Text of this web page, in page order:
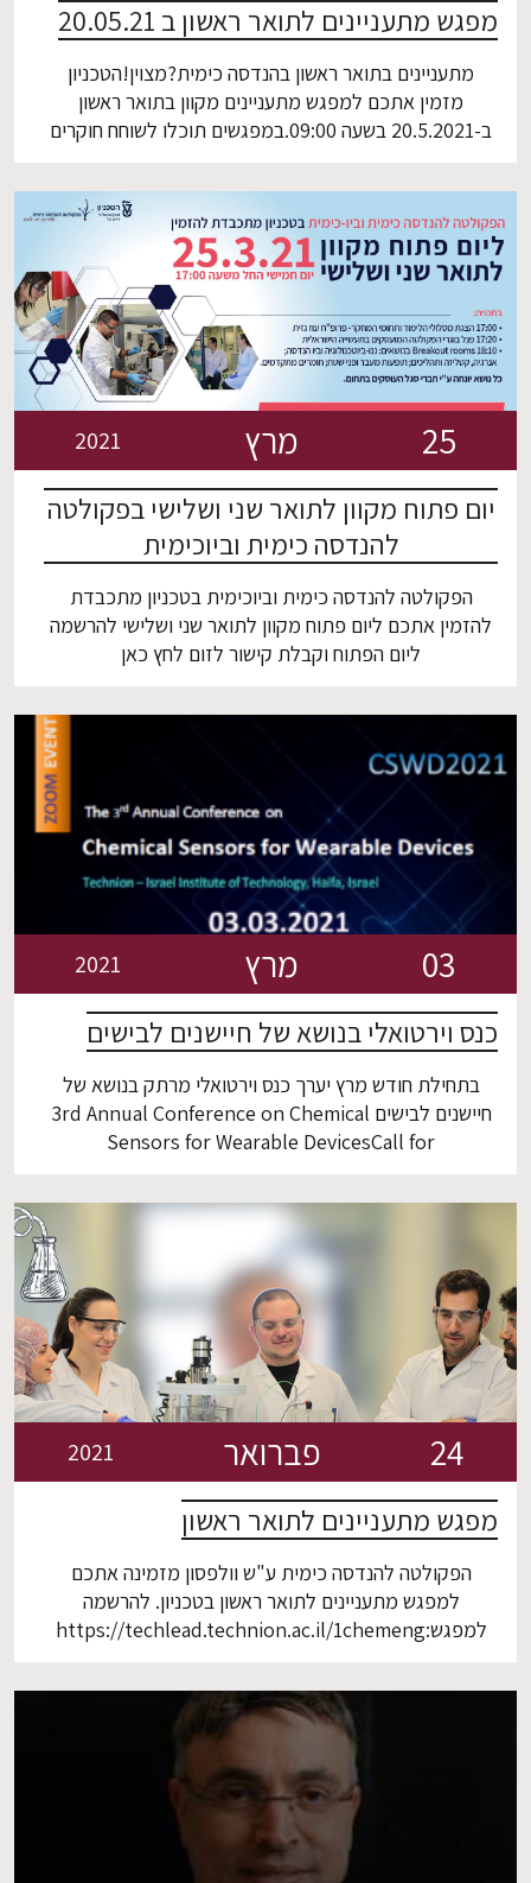
מפגש מתעניינים לתואר ראשון ב 20.05.21
מתעניינים בתואר ראשון בהנדסה כימית?מצוין!הטכניון
מזמין אתכם למפגש מתעניינים מקוון בתואר ראשון
ב-20.5.2021 בשעה 09:00.במפגשים תוכלו לשוחח חוקרים
ולהצטרף אלינו למפגשי הזום.מפגשים ייחודיים גם בנושא
מכינת הטכניון, רישום וקבלה, מעונות, מלגות ועוד.להרשמה
למפגש – לחצו כאן
25 מרץ 2021
יום פתוח מקוון לתואר שני ושלישי בפקולטה
להנדסה כימית וביוכימית
הפקולטה להנדסה כימית וביוכימית בטכניון מתכבדת
להזמין אתכם ליום פתוח מקוון לתואר שני ושלישי להרשמה
ליום הפתוח וקבלת קישור לזום לחץ כאן
03 מרץ 2021
כנס וירטואלי בנושא של חיישנים לבישים
בתחילת חודש מרץ יערך כנס וירטואלי מרתק בנושא של
חיישנים לבישים 3rd Annual Conference on Chemical
Sensors for Wearable DevicesCall for
February 17, 2020Dear Colleagues,We invite you
Chemical Sensors for Wearable Devices that will
be held virtually on 3 March 2021.The conference
[…]
24 פברואר 2021
מפגש מתעניינים לתואר ראשון
הפקולטה להנדסה כימית ע"ש וולפסון מזמינה אתכם
למפגש מתעניינים לתואר ראשון בטכניון. להרשמה
למפגש:https://techlead.technion.ac.il/1chemeng